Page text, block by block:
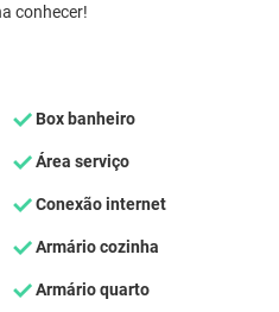
conhecer!
Box banheiro
Área serviço
Conexão internet
Armário cozinha
Armário quarto